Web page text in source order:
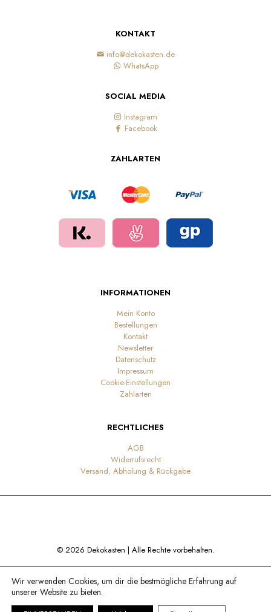
KONTAKT
info@dekokasten.de
WhatsApp
SOCIAL MEDIA
Instagram
Facebook
ZAHLARTEN
INFORMATIONEN
Mein Konto
Bestellungen
Kontakt
Newsletter
Datenschutz
Impressum
Cookie-Einstellungen
Zahlarten
RECHTLICHES
AGB
Widerrufsrecht
Versand, Abholung & Rückgabe
© 2026 Dekokasten | Alle Rechte vorbehalten.
Wir verwenden Cookies, um dir die bestmögliche Erfahrung auf
unserer Website zu bieten.